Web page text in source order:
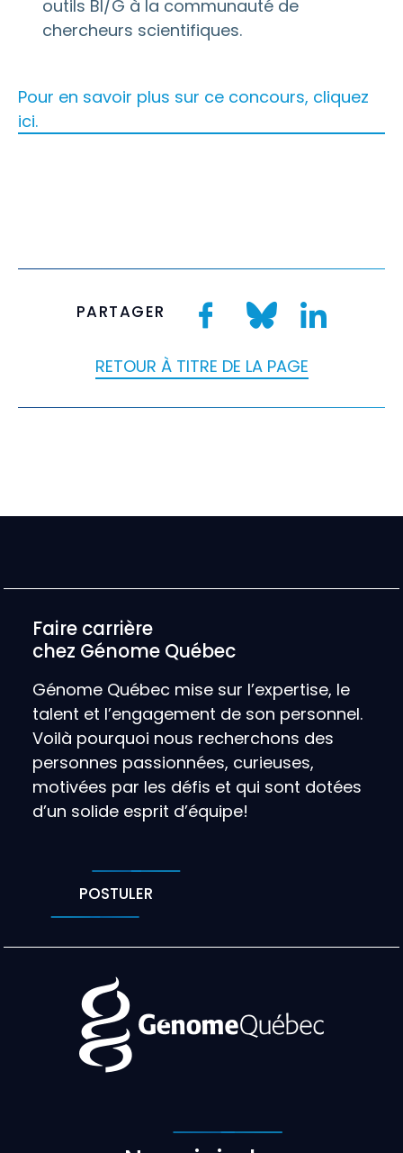
outils BI/G à la communauté de
chercheurs scientifiques.
Pour en savoir plus sur ce concours, cliquez
ici.
PARTAGER
RETOUR À TITRE DE LA PAGE
Faire carrière
chez Génome Québec
Génome Québec mise sur l’expertise, le
talent et l’engagement de son personnel.
Voilà pourquoi nous recherchons des
personnes passionnées, curieuses,
motivées par les défis et qui sont dotées
d’un solide esprit d’équipe!
POSTULER